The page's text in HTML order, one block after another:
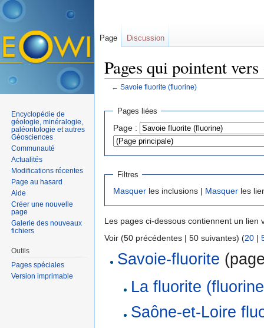
Pages qui pointent
← Savoie fluorite (fluorine)
Pages liées
Page :
Filtres
Masquer les inclusions | Masquer les
Les pages ci-dessous contiennent un lien
Voir (50 précédentes | 50 suivantes) (20 |
Savoie-fluorite
La fluorite
Saône-et-Loire
Page Discussion
Encyclopédie de
géologie, minéralogie,
paléontologie et autres
Géosciences
Communauté
Actualités
Modifications récentes
Page au hasard
Aide
Créer une nouvelle
page
Galerie des nouveaux
fichiers
Outils
Pages spéciales
Version imprimable